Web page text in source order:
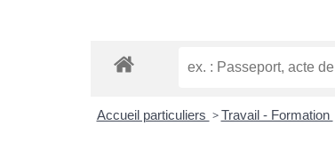
Accueil particuliers > Travail - Formation